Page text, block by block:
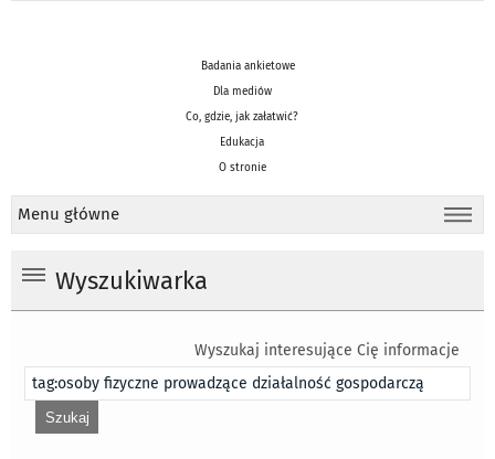
Badania ankietowe
Dla mediów
Co, gdzie, jak załatwić?
Edukacja
O stronie
Menu główne
Wyszukiwarka
Wyszukaj interesujące Cię informacje